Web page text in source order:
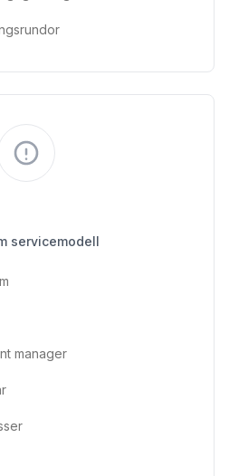
servicemodell
manager